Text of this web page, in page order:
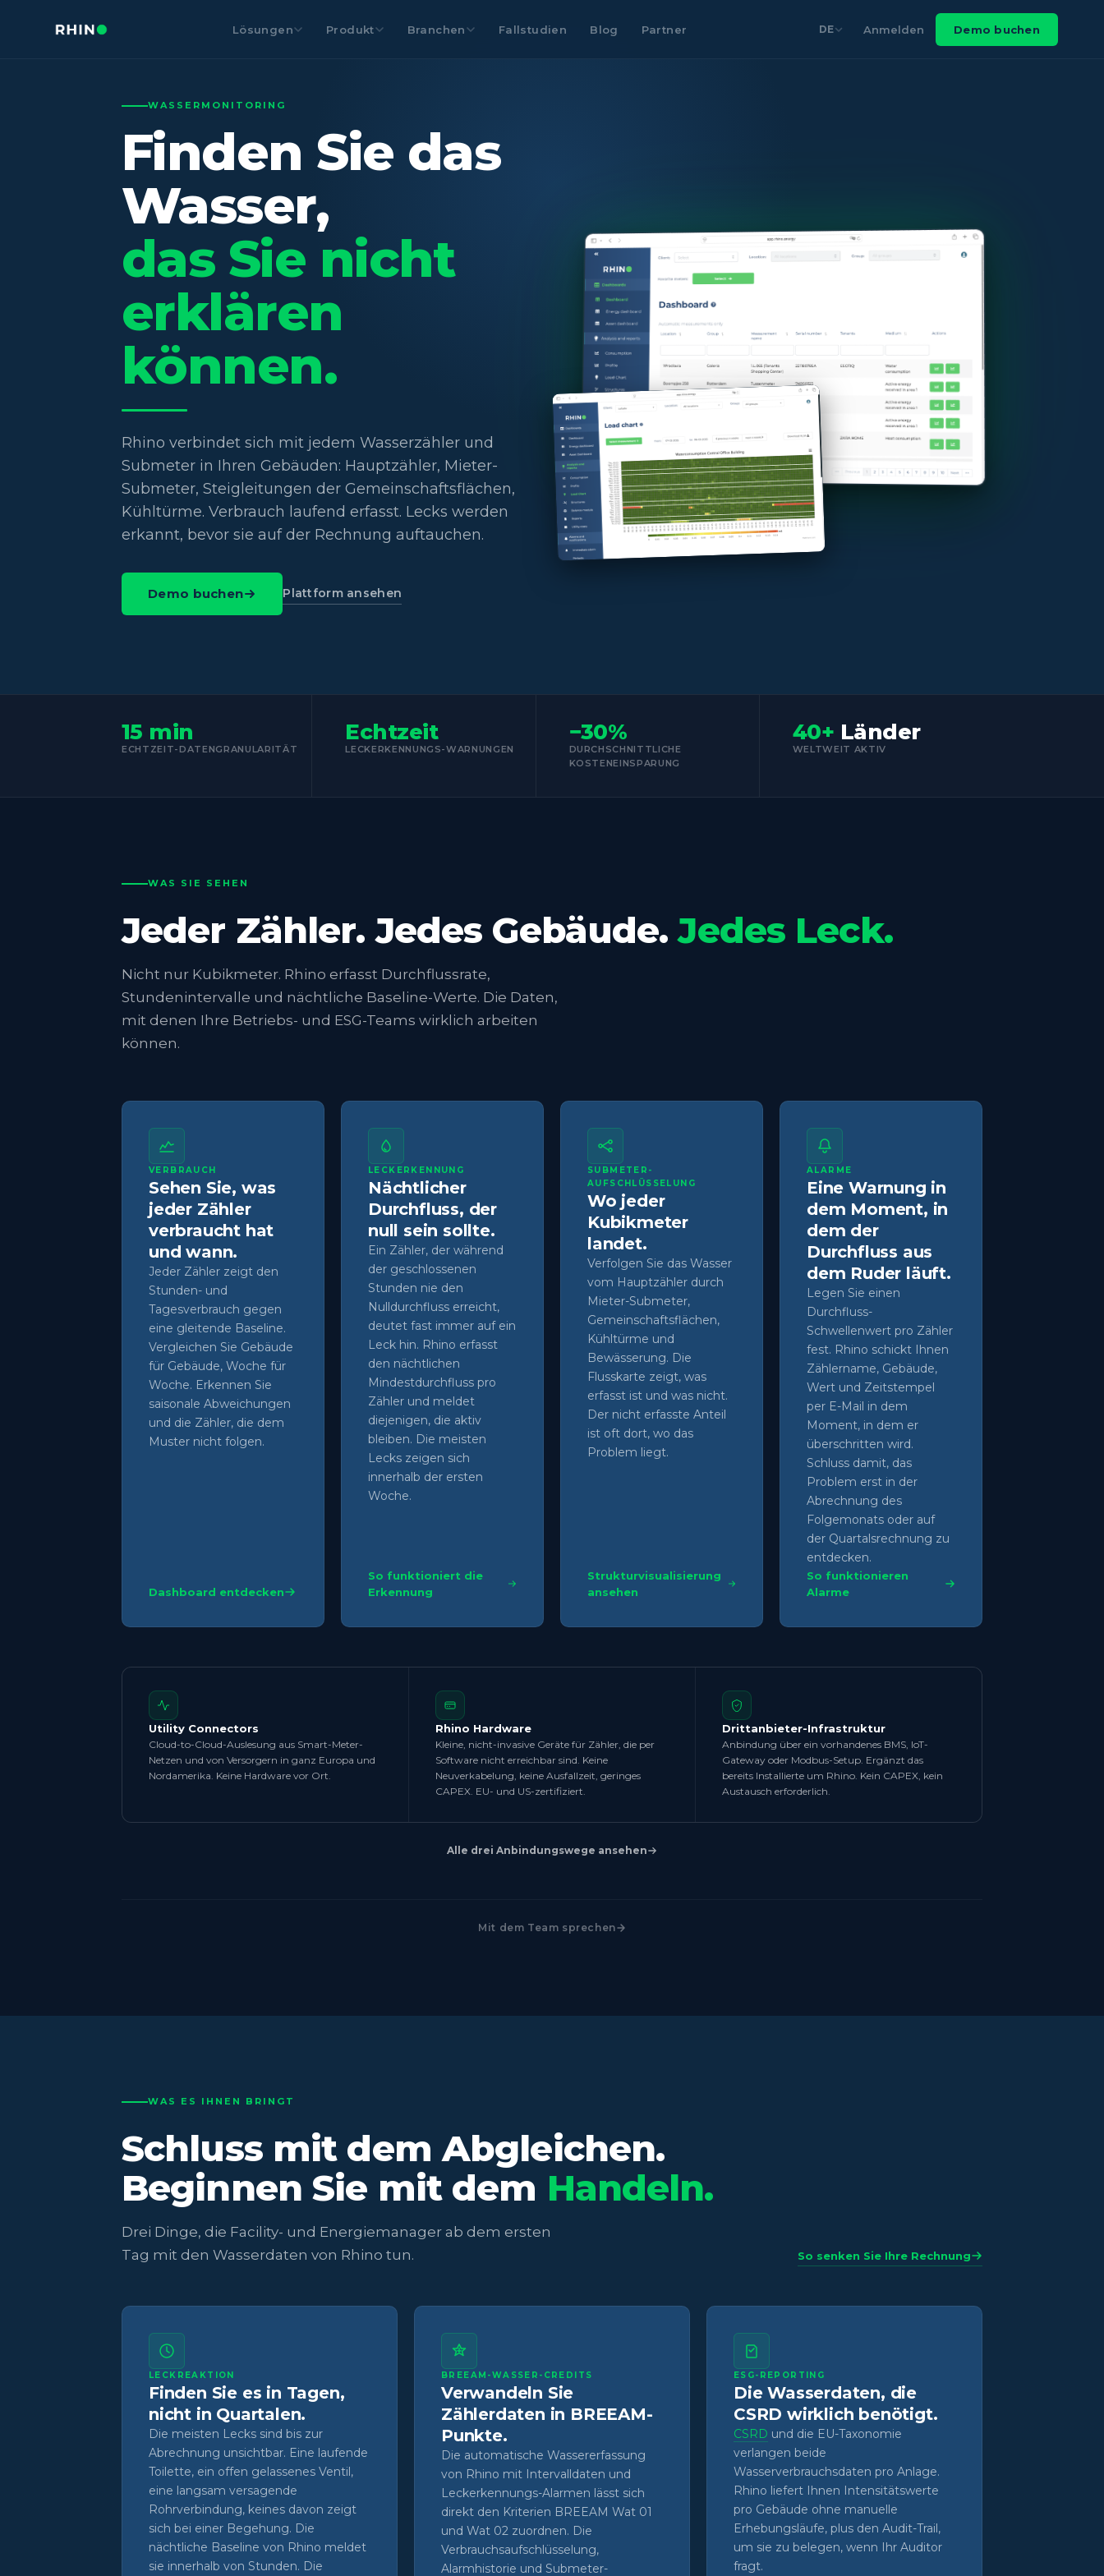
Lösungen Produkt Branchen Fallstudien Blog Partner DE Anmelden Demo buchen
WASSERMONITORING
Finden Sie das
Wasser,
das Sie nicht
erklären
können.
Rhino verbindet sich mit jedem Wasserzähler und
Submeter in Ihren Gebäuden: Hauptzähler, Mieter-
Submeter, Steigleitungen der Gemeinschaftsflächen,
Kühltürme. Verbrauch laufend erfasst. Lecks werden
erkannt, bevor sie auf der Rechnung auftauchen.
Demo buchen Plattform ansehen
15 min
ECHTZEIT-DATENGRANULARITÄT
Echtzeit
LECKERKENNUNGS-WARNUNGEN
−30%
DURCHSCHNITTLICHE
KOSTENEINSPARUNG
40+ Länder
WELTWEIT AKTIV
WAS SIE SEHEN
Jeder Zähler. Jedes Gebäude.Jedes Leck.
Nicht nur Kubikmeter. Rhino erfasst Durchflussrate,
Stundenintervalle und nächtliche Baseline-Werte. Die Daten,
mit denen Ihre Betriebs- und ESG-Teams wirklich arbeiten
können.
VERBRAUCH
Sehen Sie, was
jeder Zähler
verbraucht hat
und wann.
Jeder Zähler zeigt den
Stunden- und
Tagesverbrauch gegen
eine gleitende Baseline.
Vergleichen Sie Gebäude
für Gebäude, Woche für
Woche. Erkennen Sie
saisonale Abweichungen
und die Zähler, die dem
Muster nicht folgen.
Dashboard entdecken
LECKERKENNUNG
Nächtlicher
Durchfluss, der
null sein sollte.
Ein Zähler, der während
der geschlossenen
Stunden nie den
Nulldurchfluss erreicht,
deutet fast immer auf ein
Leck hin. Rhino erfasst
den nächtlichen
Mindestdurchfluss pro
Zähler und meldet
diejenigen, die aktiv
bleiben. Die meisten
Lecks zeigen sich
innerhalb der ersten
Woche.
So funktioniert die
Erkennung
SUBMETER-
AUFSCHLÜSSELUNG
Wo jeder
Kubikmeter
landet.
Verfolgen Sie das Wasser
vom Hauptzähler durch
Mieter-Submeter,
Gemeinschaftsflächen,
Kühltürme und
Bewässerung. Die
Flusskarte zeigt, was
erfasst ist und was nicht.
Der nicht erfasste Anteil
ist oft dort, wo das
Problem liegt.
Strukturvisualisierung
ansehen
ALARME
Eine Warnung in
dem Moment, in
dem der
Durchfluss aus
dem Ruder läuft.
Legen Sie einen
Durchfluss-
Schwellenwert pro Zähler
fest. Rhino schickt Ihnen
Zählername, Gebäude,
Wert und Zeitstempel
per E-Mail in dem
Moment, in dem er
überschritten wird.
Schluss damit, das
Problem erst in der
Abrechnung des
Folgemonats oder auf
der Quartalsrechnung zu
entdecken.
So funktionieren
Alarme
Utility Connectors
Cloud-to-Cloud-Auslesung aus Smart-Meter-
Netzen und von Versorgern in ganz Europa und
Nordamerika. Keine Hardware vor Ort.
Rhino Hardware
Kleine, nicht-invasive Geräte für Zähler, die per
Software nicht erreichbar sind. Keine
Neuverkabelung, keine Ausfallzeit, geringes
CAPEX. EU- und US-zertifiziert.
Drittanbieter-Infrastruktur
Anbindung über ein vorhandenes BMS, IoT-
Gateway oder Modbus-Setup. Ergänzt das
bereits Installierte um Rhino. Kein CAPEX, kein
Austausch erforderlich.
Alle drei Anbindungswege ansehen
Mit dem Team sprechen
WAS ES IHNEN BRINGT
Schluss mit dem Abgleichen.
Beginnen Sie mit dem Handeln.
Drei Dinge, die Facility- und Energiemanager ab dem ersten
Tag mit den Wasserdaten von Rhino tun.
So senken Sie Ihre Rechnung
LECKREAKTION
Finden Sie es in Tagen,
nicht in Quartalen.
Die meisten Lecks sind bis zur
Abrechnung unsichtbar. Eine laufende
Toilette, ein offen gelassenes Ventil,
eine langsam versagende
Rohrverbindung, keines davon zeigt
sich bei einer Begehung. Die
nächtliche Baseline von Rhino meldet
sie innerhalb von Stunden. Die
BREEAM-WASSER-CREDITS
Verwandeln Sie
Zählerdaten in BREEAM-
Punkte.
Die automatische Wassererfassung
von Rhino mit Intervalldaten und
Leckerkennungs-Alarmen lässt sich
direkt den Kriterien BREEAM Wat 01
und Wat 02 zuordnen. Die
Verbrauchsaufschlüsselung,
Alarmhistorie und Submeter-
ESG-REPORTING
Die Wasserdaten, die
CSRD wirklich benötigt.
CSRD und die EU-Taxonomie
verlangen beide
Wasserverbrauchsdaten pro Anlage.
Rhino liefert Ihnen Intensitätswerte
pro Gebäude ohne manuelle
Erhebungsläufe, plus den Audit-Trail,
um sie zu belegen, wenn Ihr Auditor
fragt.